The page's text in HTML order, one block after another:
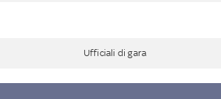
Ufficiali di gara